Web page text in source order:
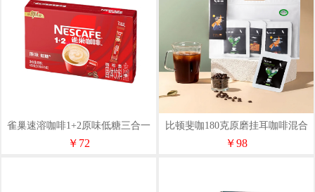
雀巢速溶咖啡1+2原味低糖三合一
冲调饮品30条450g盒装
￥72
比顿斐咖180克原磨挂耳咖啡混合
口味浅度、中度、深度烘焙挂耳
￥98